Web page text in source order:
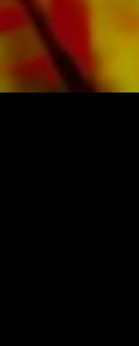
weltweit erhältlich.
Alle Noten von
hochwertigem
gelbliche
Kontrast und